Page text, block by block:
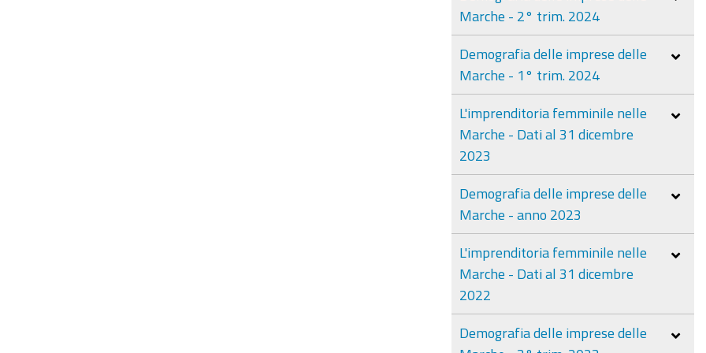
Marche - 2° trim. 2024
Demografia delle imprese delle
Marche - 1° trim. 2024
L'imprenditoria femminile nelle
Marche - Dati al 31 dicembre
2023
Demografia delle imprese delle
Marche - anno 2023
L'imprenditoria femminile nelle
Marche - Dati al 31 dicembre
2022
Demografia delle imprese delle